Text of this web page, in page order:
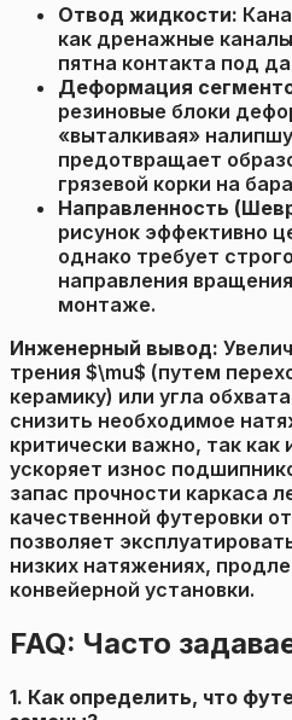
Отвод жидкости:
как дренажные
пятна контакта под
Деформация
резиновые блоки
«выталкивая»
предотвращает
грязевой корки на
Направленность
рисунок эффективно
однако требует
направления
монтаже.
Инженерный вывод:
трения $\mu$ (путем
керамику) или угла
снизить необходимое
критически важно, так
ускоряет износ
запас прочности каркаса
качественной футеровки
позволяет
низких натяжениях,
конвейерной установки.
FAQ: Часто
1. Как определить, что